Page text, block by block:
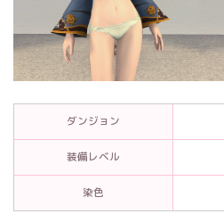
ダンジョン
装備レベル
染色